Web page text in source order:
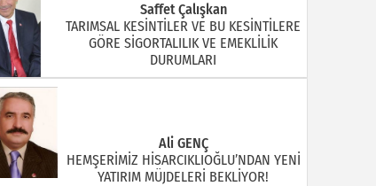
Saffet Çalışkan
TARIMSAL KESİNTİLER VE BU KESİNTİLERE
GÖRE SİGORTALILIK VE EMEKLİLİK
DURUMLARI
Ali GENÇ
HEMŞERİMİZ HİSARCIKLIOĞLU’NDAN YENİ
YATIRIM MÜJDELERİ BEKLİYOR!